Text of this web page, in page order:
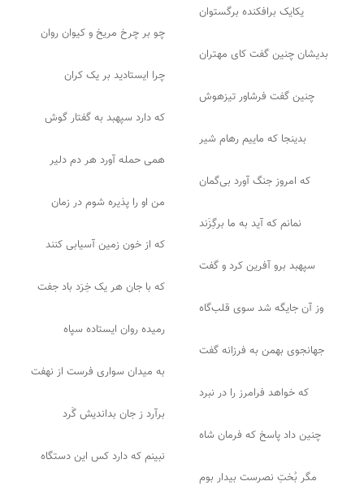
یکایک برافکنده برگستوان
چو بر چرخ مریخ و کیوان روان
بدیشان چنین گفت کای مهتران
چرا ایستادید بر یک کران
چنین گفت فرشاور تیزهوش
که دارد سپهبد به گفتار گوش
بدینجا که ماییم رهام شیر
همی حمله آورد هر دم دلیر
که امروز جنگ آورد بی‌گمان
من او را پذیره شوم در زمان
نمانم که آید به ما برگِزَند
که از خون زمین آسیابی کنند
سپهبد برو آفرین کرد و گفت
که با جان هر یک خِرَد باد جفت
وز آن جایگه شد سوی قلب‌گاه
رمیده روان ایستاده سپاه
جهانجوی بهمن به فرزانه گفت
به میدان سواری فرست از نهفت
که خواهد فرامرز را در نبرد
برآرد ز جان بداندیش گَرد
چنین داد پاسخ که فرمان شاه
نبینم که دارد کس این دستگاه
مگر بُختِ نصرست بیدار بوم